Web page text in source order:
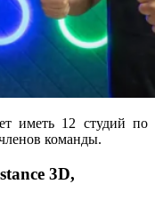
иметь 12 студий по
команды.
3D,